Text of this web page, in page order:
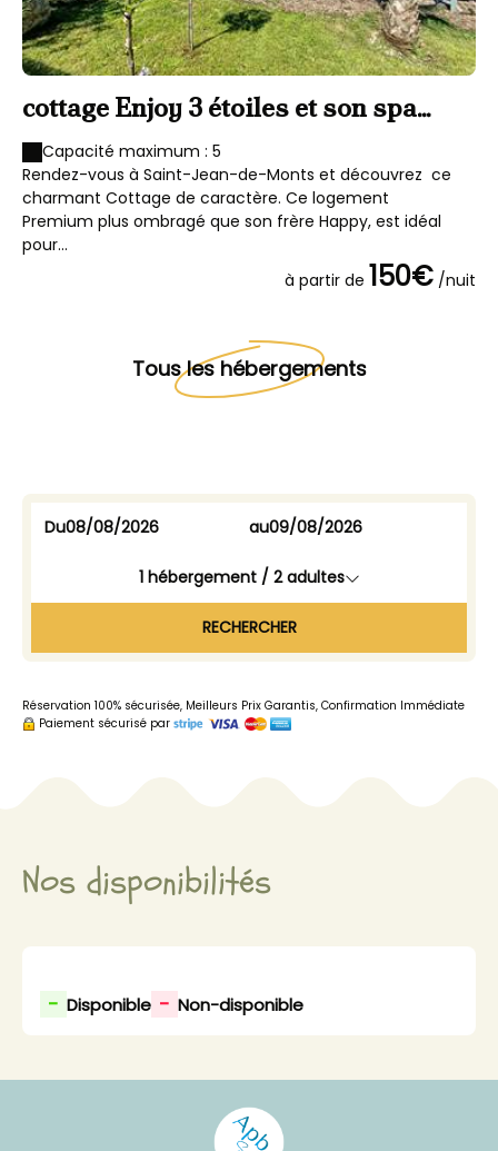
cottage Enjoy 3 étoiles et son spa
privatif
Capacité maximum : 5
Rendez-vous à Saint-Jean-de-Monts et découvrez ce
charmant Cottage de caractère. Ce logement
Premium plus ombragé que son frère Happy, est idéal
pour...
à partir de 150€ /nuit
Tous les hébergements
Du au
1 hébergement / 2adultes
RECHERCHER
Réservation 100% sécurisée, Meilleurs Prix Garantis, Confirmation Immédiate
Paiement sécurisé par
Nos disponibilités
- Disponible - Non-disponible